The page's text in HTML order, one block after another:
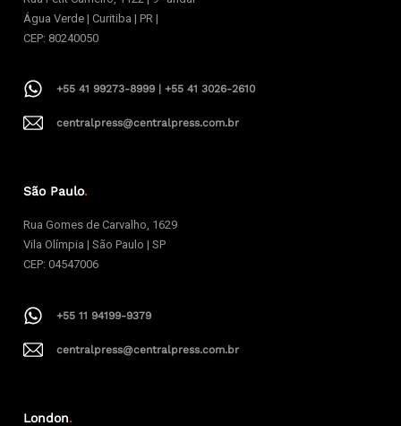
Água Verde | Curitiba | PR |
CEP: 80240050
+55 41 99273-8999 | +55 41 3026-2610
centralpress@centralpress.com.br
São Paulo.
Rua Gomes de Carvalho, 1629
Vila Olímpia | São Paulo | SP
CEP: 04547006
+55 11 94199-9379
centralpress@centralpress.com.br
London.